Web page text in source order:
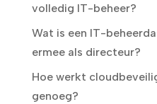
volledig IT-beheer?
Wat is een IT-
ermee als directeur?
Hoe werkt
genoeg?